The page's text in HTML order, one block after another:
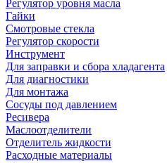
Регулятор уровня масла
Гайки
Смотровые стекла
Регулятор скорости
Инструмент
Для заправки и сбора хладагента
Для диагностики
Для монтажа
Сосуды под давлением
Ресивера
Маслоотделители
Отделитель жидкости
Расходные материалы